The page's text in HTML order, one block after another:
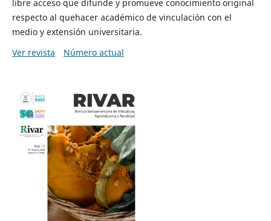
libre acceso que difunde y promueve conocimiento original
respecto al quehacer académico de vinculación con el
medio y extensión universitaria.
Ver revista
Número actual